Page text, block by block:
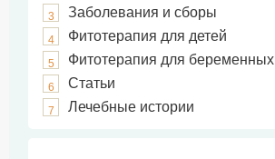
3 Заболевания и сборы
4 Фитотерапия для детей
5 Фитотерапия для беременных
6 Статьи
7 Лечебные истории